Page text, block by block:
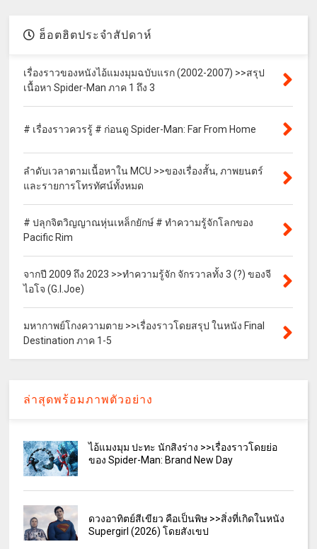
ฮ็อตฮิตประจำสัปดาห์
เรื่องราวของหนังไอ้แมงมุมฉบับแรก (2002-2007) >>สรุป
เนื้อหา Spider-Man ภาค 1 ถึง 3
# เรื่องราวควรรู้ # ก่อนดู Spider-Man: Far From Home
ลำดับเวลาตามเนื้อหาใน MCU >>ของเรื่องสั้น, ภาพยนตร์
และรายการโทรทัศน์ทั้งหมด
# ปลุกจิตวิญญาณหุ่นเหล็กยักษ์ # ทำความรู้จักโลกของ
Pacific Rim
จากปี 2009 ถึง 2023 >>ทำความรู้จัก จักรวาลทั้ง 3 (?) ของจี
ไอโจ (G.I.Joe)
มหากาพย์โกงความตาย >>เรื่องราวโดยสรุป ในหนัง Final
Destination ภาค 1-5
ล่าสุดพร้อมภาพตัวอย่าง
ไอ้แมงมุม ปะทะ นักสิงร่าง >>เรื่องราวโดยย่อ
ของ Spider-Man: Brand New Day
ดวงอาทิตย์สีเขียว คือเป็นพิษ >>สิ่งที่เกิดในหนัง
Supergirl (2026) โดยสังเขป